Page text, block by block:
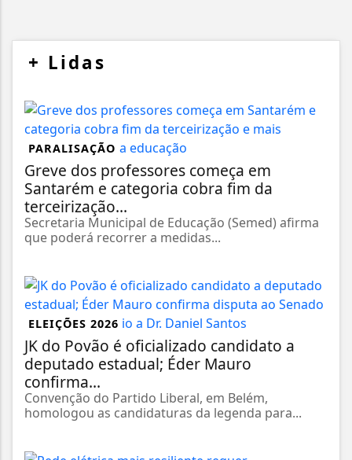
+ Lidas
PARALISAÇÃO
Greve dos professores começa em
Santarém e categoria cobra fim da
terceirização...
Secretaria Municipal de Educação (Semed) afirma
que poderá recorrer a medidas...
ELEIÇÕES 2026
JK do Povão é oficializado candidato a
deputado estadual; Éder Mauro
confirma...
Convenção do Partido Liberal, em Belém,
homologou as candidaturas da legenda para...